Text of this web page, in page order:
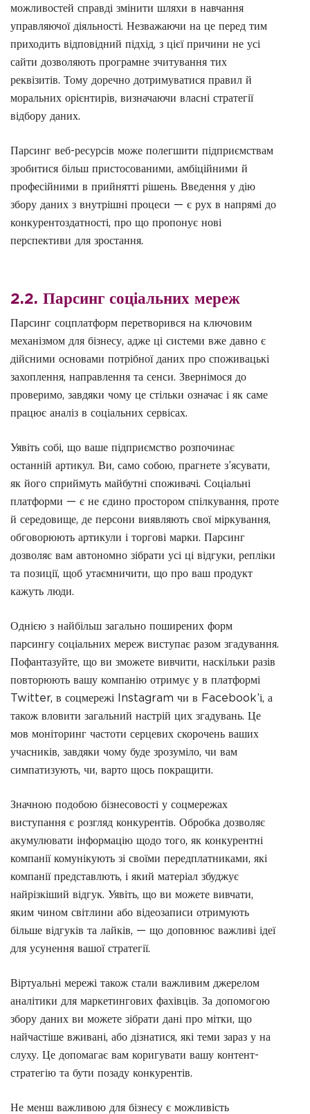
можливостей справді змінити шляхи в навчання
управляючої діяльності. Незважаючи на це перед тим
приходить відповідний підхід, з цієї причини не усі
сайти дозволяють програмне зчитування тих
реквізитів. Тому доречно дотримуватися правил й
моральних орієнтирів, визначаючи власні стратегії
відбору даних.
Парсинг веб-ресурсів може полегшити підприємствам
зробитися більш пристосованими, амбіційними й
професійними в прийнятті рішень. Введення у дію
збору даних з внутрішні процеси — є рух в напрямі до
конкурентоздатності, про що пропонує нові
перспективи для зростання.
2.2. Парсинг соціальних мереж
Парсинг соцплатформ перетворився на ключовим
механізмом для бізнесу, адже ці системи вже давно є
дійсними основами потрібної даних про споживацькі
захоплення, направлення та сенси. Звернімося до
проверимо, завдяки чому це стільки означає і як саме
працює аналіз в соціальних сервісах.
Уявіть собі, що ваше підприємство розпочинає
останній артикул. Ви, само собою, прагнете з’ясувати,
як його сприймуть майбутні споживачі. Соціальні
платформи — є не єдино простором спілкування, проте
й середовище, де персони виявляють свої міркування,
обговорюють артикули і торгові марки. Парсинг
дозволяє вам автономно зібрати усі ці відгуки, репліки
та позиції, щоб утаємничити, що про ваш продукт
кажуть люди.
Однією з найбільш загально поширених форм
парсингу соціальних мереж виступає разом згадування.
Пофантазуйте, що ви зможете вивчити, наскільки разів
повторюють вашу компанію отримує у в платформі
Twitter, в соцмережі Instagram чи в Facebook’і, а
також вловити загальний настрій цих згадувань. Це
мов моніторинг частоти серцевих скорочень ваших
учасників, завдяки чому буде зрозуміло, чи вам
симпатизують, чи, варто щось покращити.
Значною подобою бізнесовості у соцмережах
виступання є розгляд конкурентів. Обробка дозволяє
акумулювати інформацію щодо того, як конкурентні
компанії комунікують зі своїми передплатниками, які
компанії представлють, і який матеріал збуджує
найрізкіший відгук. Уявіть, що ви можете вивчати,
яким чином світлини або відеозаписи отримують
більше відгуків та лайків, — що доповнює важливі ідеї
для усунення вашої стратегії.
Віртуальні мережі також стали важливим джерелом
аналітики для маркетингових фахівців. За допомогою
збору даних ви можете зібрати дані про мітки, що
найчастіше вживані, або дізнатися, які теми зараз у на
слуху. Це допомагає вам коригувати вашу контент-
стратегію та бути позаду конкурентів.
Не менш важливою для бізнесу є можливість